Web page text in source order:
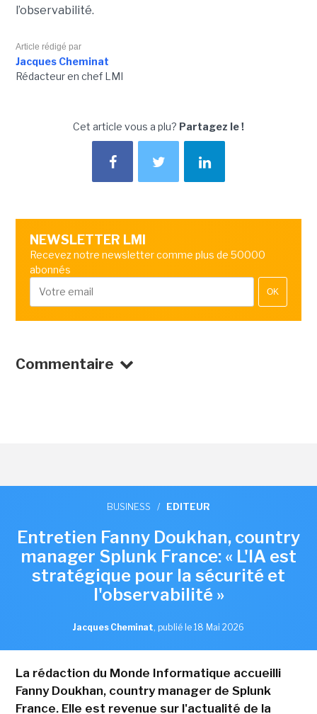
l’observabilité.
Article rédigé par
Jacques Cheminat
Rédacteur en chef LMI
Cet article vous a plu? Partagez le !
NEWSLETTER LMI
Recevez notre newsletter comme plus de 50000
abonnés
OK
Commentaire
BUSINESS / EDITEUR
Entretien Fanny Doukhan, country
manager Splunk France: « L'IA est
stratégique pour la sécurité et
l'observabilité »
Jacques Cheminat, publié le 18 Mai 2026
La rédaction du Monde Informatique accueilli
Fanny Doukhan, country manager de Splunk
France. Elle est revenue sur l'actualité de la